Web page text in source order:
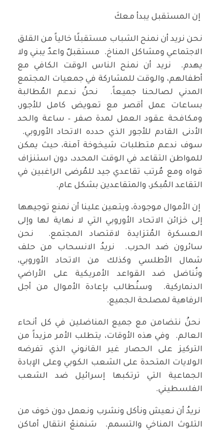
إن المستقبل يبدأ معكَ
نحن نريد أن نمنح الشباب مستقبلًا خالياً من القلق
الاجتماعي ومشاكل المناخ. مستقبلٌ واعدٌ يبني ولا
يهدم. نريد أن نمنح الناس الوقت الكافي مع
أطفالهم، والوقت للمشاركة في جمعيات المجتمع
المدني لصالحنا جميعاً. نحنُ ندعم المُطالبة
بساعات عمل أقصر مع تعويض كامل للأجور،
ومكافحة عقود العمل لمدة صفر – ساعة والحد
الأدنى القادم للأجور الذي حدده الاتحاد الأوروبي.
سوف ندعم متطلبات شيخوخة آمنة، حيث يمكن
للمواطن التقاعد في الوقت المحدد، دون استنزاف
قواه ومع مُرتب تقاعدي جيد للمُرضى الراغبين في
التقاعد المُبكر، والمتقاعدين بشكل عام.
إن الأموال موجودة، ويتعين علينا أن نمنع توجيهها
إلى خزائن الاتحاد الأوروبي التي لا نهاية لها وإلى
العسكرة المُتزايدة لاقتصاد المجتمع. نحن
سائرون ضد الحرب. نريدُ الانسحاب من حلف
شمال الأطلسي وكذلك من الاتحاد الأوروبي،
ونُناضل ضد القواعد الأمريكية على الأراضي
الدنماركية. وسنُطالب بإعادة الأموال من أجل
الرفاهية لمصلحة الجميع.
نحنُ نتضامن مع جميع المناضلين في كل أنحاء
العالم. وفي هذه الأوقات، يتطلب الأمر مزيداً من
التركيز على الحصار غير القانوني الذي تفرضه
الولايات المتحدة على الشعب الكوبي وعلى الإبادة
الجماعية التي ترتكبها إسرائيل ضد الشعب
الفلسطيني.
نريدُ أن نعيش ونأكل ونشرب ونعمل دون خوف من
التلوث المناخي والتسمم. سَنمنعْ انتقال أماكن